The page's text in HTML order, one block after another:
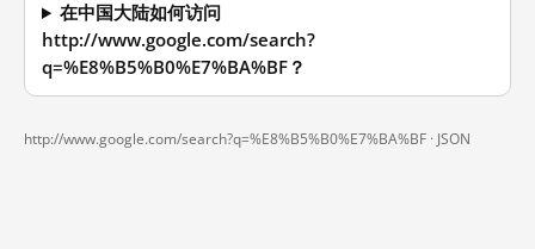
在中国大陆如何访问
http://www.google.com/search?
q=%E8%B5%B0%E7%BA%BF？
http://www.google.com/search?q=%E8%B5%B0%E7%BA%BF · JSON